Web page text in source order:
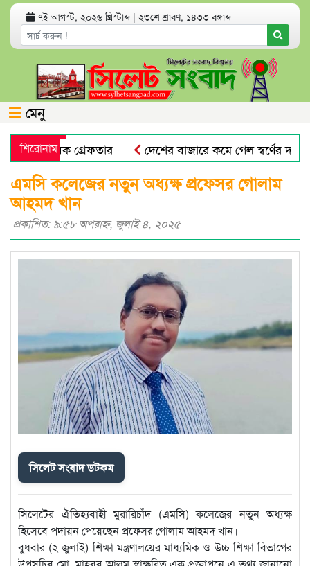
৭ই আগস্ট, ২০২৬ খ্রিস্টাব্দ | ২৩শে শ্রাবণ, ১৪৩৩ বঙ্গাব্দ
মেনু
শিরোনামযুবক গ্রেফতার
দেশের বাজারে কমে গেল স্বর্ণের দাম
প্রভাষক পরিচয়ে খাতা মূল্যায়ন, আসলে কলেজের অফিস সহকারী!
এমসি কলেজের নতুন অধ্যক্ষ প্রফেসর গোলাম
আহমদ খান
প্রকাশিত: ৯:৫৮ অপরাহ্ণ, জুলাই ৪, ২০২৫
সিলেট সংবাদ ডটকম
সিলেটের ঐতিহ্যবাহী মুরারিচাঁদ (এমসি) কলেজের নতুন অধ্যক্ষ
হিসেবে পদায়ন পেয়েছেন প্রফেসর গোলাম আহমদ খান।
বুধবার (২ জুলাই) শিক্ষা মন্ত্রণালয়ের মাধ্যমিক ও উচ্চ শিক্ষা বিভাগের